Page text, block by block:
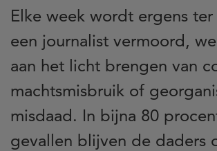
Elke week wordt ergens
een journalist vermoord,
aan het licht brengen van
machtsmisbruik of
misdaad. In bijna 80
gevallen blijven de daders